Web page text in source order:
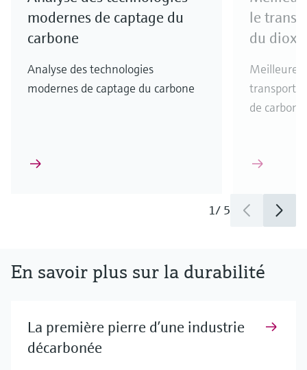
modernes de captage du
carbone
Analyse des technologies
modernes de captage du carbone
le
du
Meilleures
transport
de carbone
1/ 5
En savoir plus sur la durabilité
La première pierre d’une industrie
décarbonée